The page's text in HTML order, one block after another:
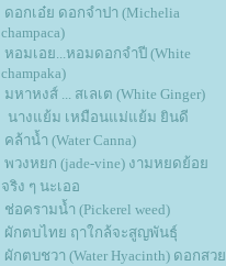
ดอกเอ๋ย ดอกจำปา (Michelia
champaca)
หอมเอย...หอมดอกจำปี (White
champaka)
มหาหงส์ ... สเลเต (White Ginger)
นางแย้ม เหมือนแม่แย้ม ยินดี
คล้าน้ำ (Water Canna)
พวงหยก (jade-vine) งามหยดย้อ
จริง ๆ นะเออ
ช่อครามน้ำ (Pickerel weed)
ผักตบไทย ฤาใกล้จะสูญพันธุ์
ผักตบชวา (Water Hyacinth) ดอกสว